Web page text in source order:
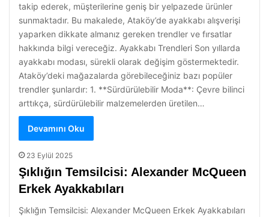
takip ederek, müşterilerine geniş bir yelpazede ürünler
sunmaktadır. Bu makalede, Ataköy’de ayakkabı alışverişi
yaparken dikkate almanız gereken trendler ve fırsatlar
hakkında bilgi vereceğiz. Ayakkabı Trendleri Son yıllarda
ayakkabı modası, sürekli olarak değişim göstermektedir.
Ataköy’deki mağazalarda görebileceğiniz bazı popüler
trendler şunlardır: 1. **Sürdürülebilir Moda**: Çevre bilinci
arttıkça, sürdürülebilir malzemelerden üretilen…
Devamını Oku
23 Eylül 2025
Şıklığın Temsilcisi: Alexander McQueen
Erkek Ayakkabıları
Şıklığın Temsilcisi: Alexander McQueen Erkek Ayakkabıları